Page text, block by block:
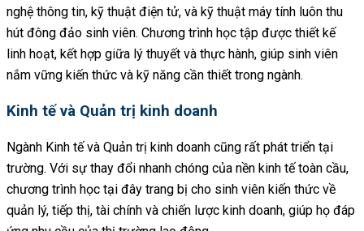
nghệ thông tin, kỹ thuật điện tử, và kỹ thuật máy tính luôn thu
hút đông đảo sinh viên. Chương trình học tập được thiết kế
linh hoạt, kết hợp giữa lý thuyết và thực hành, giúp sinh viên
nắm vững kiến thức và kỹ năng cần thiết trong ngành.
Kinh tế và Quản trị kinh doanh
Ngành Kinh tế và Quản trị kinh doanh cũng rất phát triển tại
trường. Với sự thay đổi nhanh chóng của nền kinh tế toàn cầu,
chương trình học tại đây trang bị cho sinh viên kiến thức về
quản lý, tiếp thị, tài chính và chiến lược kinh doanh, giúp họ đáp